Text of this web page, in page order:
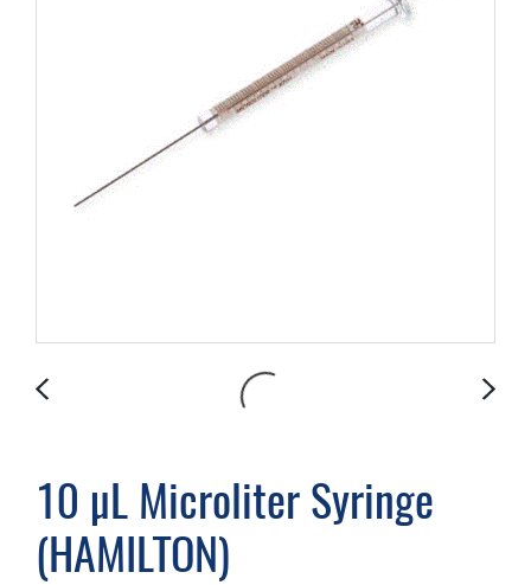
10 µL Microliter Syringe
(HAMILTON)